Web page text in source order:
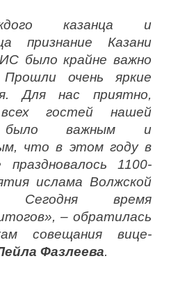
казанца и
признание Казани
было крайне важно
очень яркие
Для нас приятно,
гостей нашей
было важным и
что в этом году в
праздновалось 1100-
ислама Волжской
Сегодня время
– обратилась
совещания вице-
Фазлеева.